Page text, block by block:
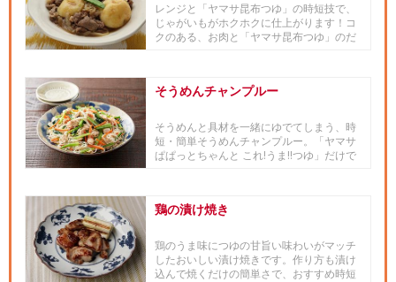
レンジと「ヤマサ昆布つゆ」の時短技で、
じゃがいもがホクホクに仕上がります！コ
クのある、お肉と「ヤマサ昆布つゆ」のだ
そうめんチャンプルー
そうめんと具材を一緒にゆでてしまう、時
短・簡単そうめんチャンプルー。「ヤマサ
ぱぱっとちゃんと これ!うま!!つゆ」だけで
鶏の漬け焼き
鶏のうま味につゆの甘旨い味わいがマッチ
したおいしい漬け焼きです。作り方も漬け
込んで焼くだけの簡単さで、おすすめ時短